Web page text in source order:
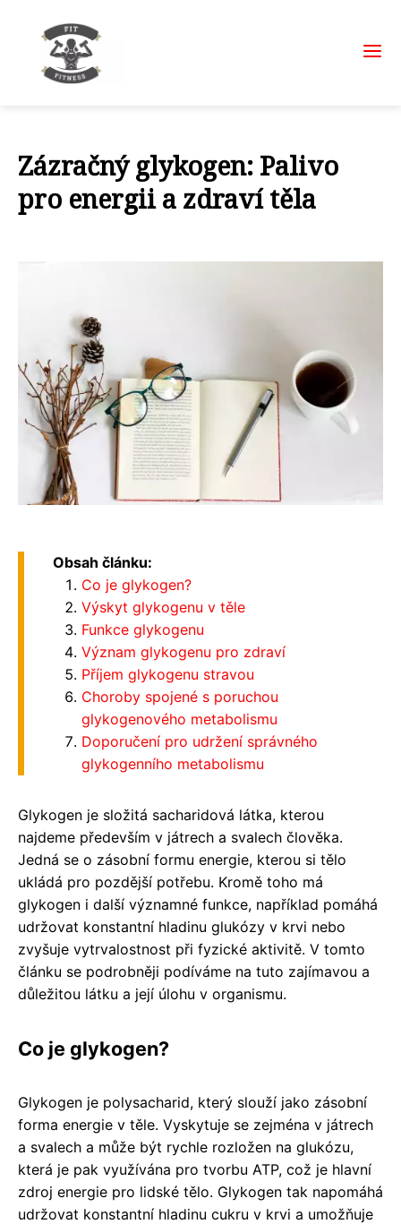
Zázračný glykogen: Palivo
pro energii a zdraví těla
Obsah článku:
Co je glykogen?
Výskyt glykogenu v těle
Funkce glykogenu
Význam glykogenu pro zdraví
Příjem glykogenu stravou
Choroby spojené s poruchou
glykogenového metabolismu
Doporučení pro udržení správného
glykogenního metabolismu
Glykogen je složitá sacharidová látka, kterou
najdeme především v játrech a svalech člověka.
Jedná se o zásobní formu energie, kterou si tělo
ukládá pro pozdější potřebu. Kromě toho má
glykogen i další významné funkce, například pomáhá
udržovat konstantní hladinu glukózy v krvi nebo
zvyšuje vytrvalostnost při fyzické aktivitě. V tomto
článku se podrobněji podíváme na tuto zajímavou a
důležitou látku a její úlohu v organismu.
Co je glykogen?
Glykogen je polysacharid, který slouží jako zásobní
forma energie v těle. Vyskytuje se zejména v játrech
a svalech a může být rychle rozložen na glukózu,
která je pak využívána pro tvorbu ATP, což je hlavní
zdroj energie pro lidské tělo. Glykogen tak napomáhá
udržovat konstantní hladinu cukru v krvi a umožňuje